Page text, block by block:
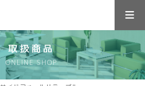
取扱商品
ONLINE SHOP